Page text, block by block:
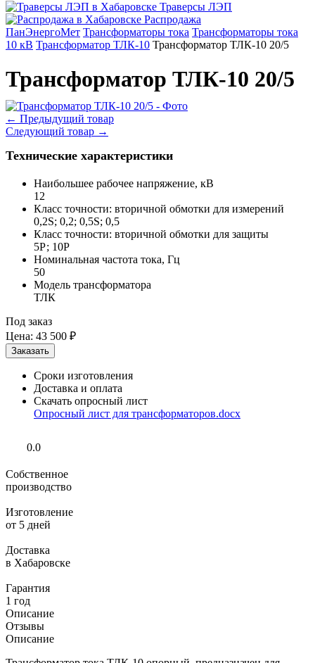
Траверсы ЛЭП
Распродажа
ПанЭнергоМет Трансформаторы тока Трансформаторы тока
10 кВ Трансформатор ТЛК-10 Трансформатор ТЛК-10 20/5
Трансформатор ТЛК-10 20/5
← Предыдущий товар
Следующий товар →
Технические характеристики
Наибольшее рабочее напряжение, кВ
12
Класс точности: вторичной обмотки для измерений
0,2S; 0,2; 0,5S; 0,5
Класс точности: вторичной обмотки для защиты
5Р; 10Р
Номинальная частота тока, Гц
50
Модель трансформатора
ТЛК
Под заказ
Цена: 43 500 ₽
Сроки изготовления
Доставка и оплата
Скачать опросный лист
Опросный лист для трансформаторов.docx
0.0
Собственное
производство
Изготовление
от 5 дней
Доставка
в Хабаровске
Гарантия
1 год
Описание
Отзывы
Описание